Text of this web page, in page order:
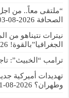
“ملتقى معاً.. من
الصحافة 2026-08-03
نيترات نتيناهو من
الجغرافيا”بالقوة! 03
ترامب “الخبيث”:
تهديدات أميركية
وطهران؟ 2026-08-01